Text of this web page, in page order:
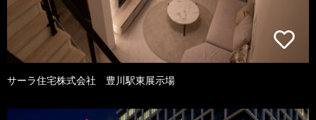
サーラ住宅株式会社 豊川駅東展示場